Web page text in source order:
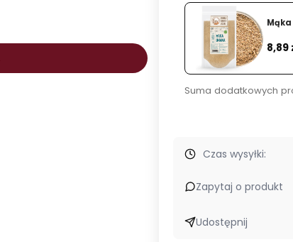
8,89
Suma dodatkowych
Czas wysyłki:
Zapytaj o produkt
Udostępnij